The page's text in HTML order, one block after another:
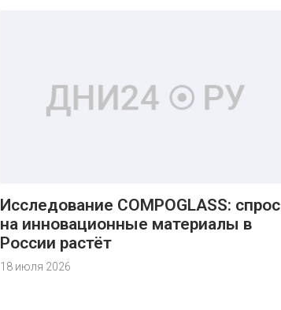
Исследование COMPOGLASS: спрос
на инновационные материалы в
России растёт
18 июля 2026